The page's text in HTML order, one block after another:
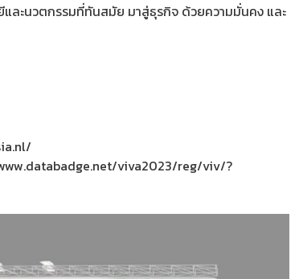
และนวตกรรมที่ทันสมัย มาสู่ธุรกิจ ด้วยความมั่นคง และ
viva2023/reg/viv/?